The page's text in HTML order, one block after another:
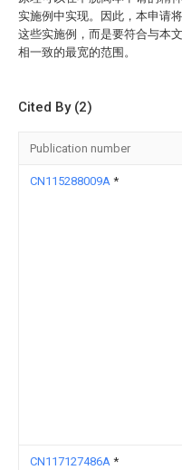
实施例中实现。因此，本申请
这些实施例，而是要符合与本
相一致的最宽的范围。
Cited By (2)
Publication number
CN115288009A *
CN117127486A *